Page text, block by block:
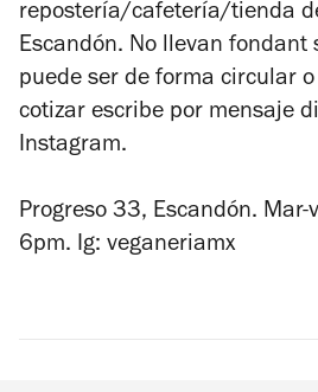
repostería/cafetería/tienda
Escandón. No llevan fondant
puede ser de forma circular
cotizar escribe por mensaje
Instagram.
Progreso 33, Escandón.
6pm. Ig: veganeriamx